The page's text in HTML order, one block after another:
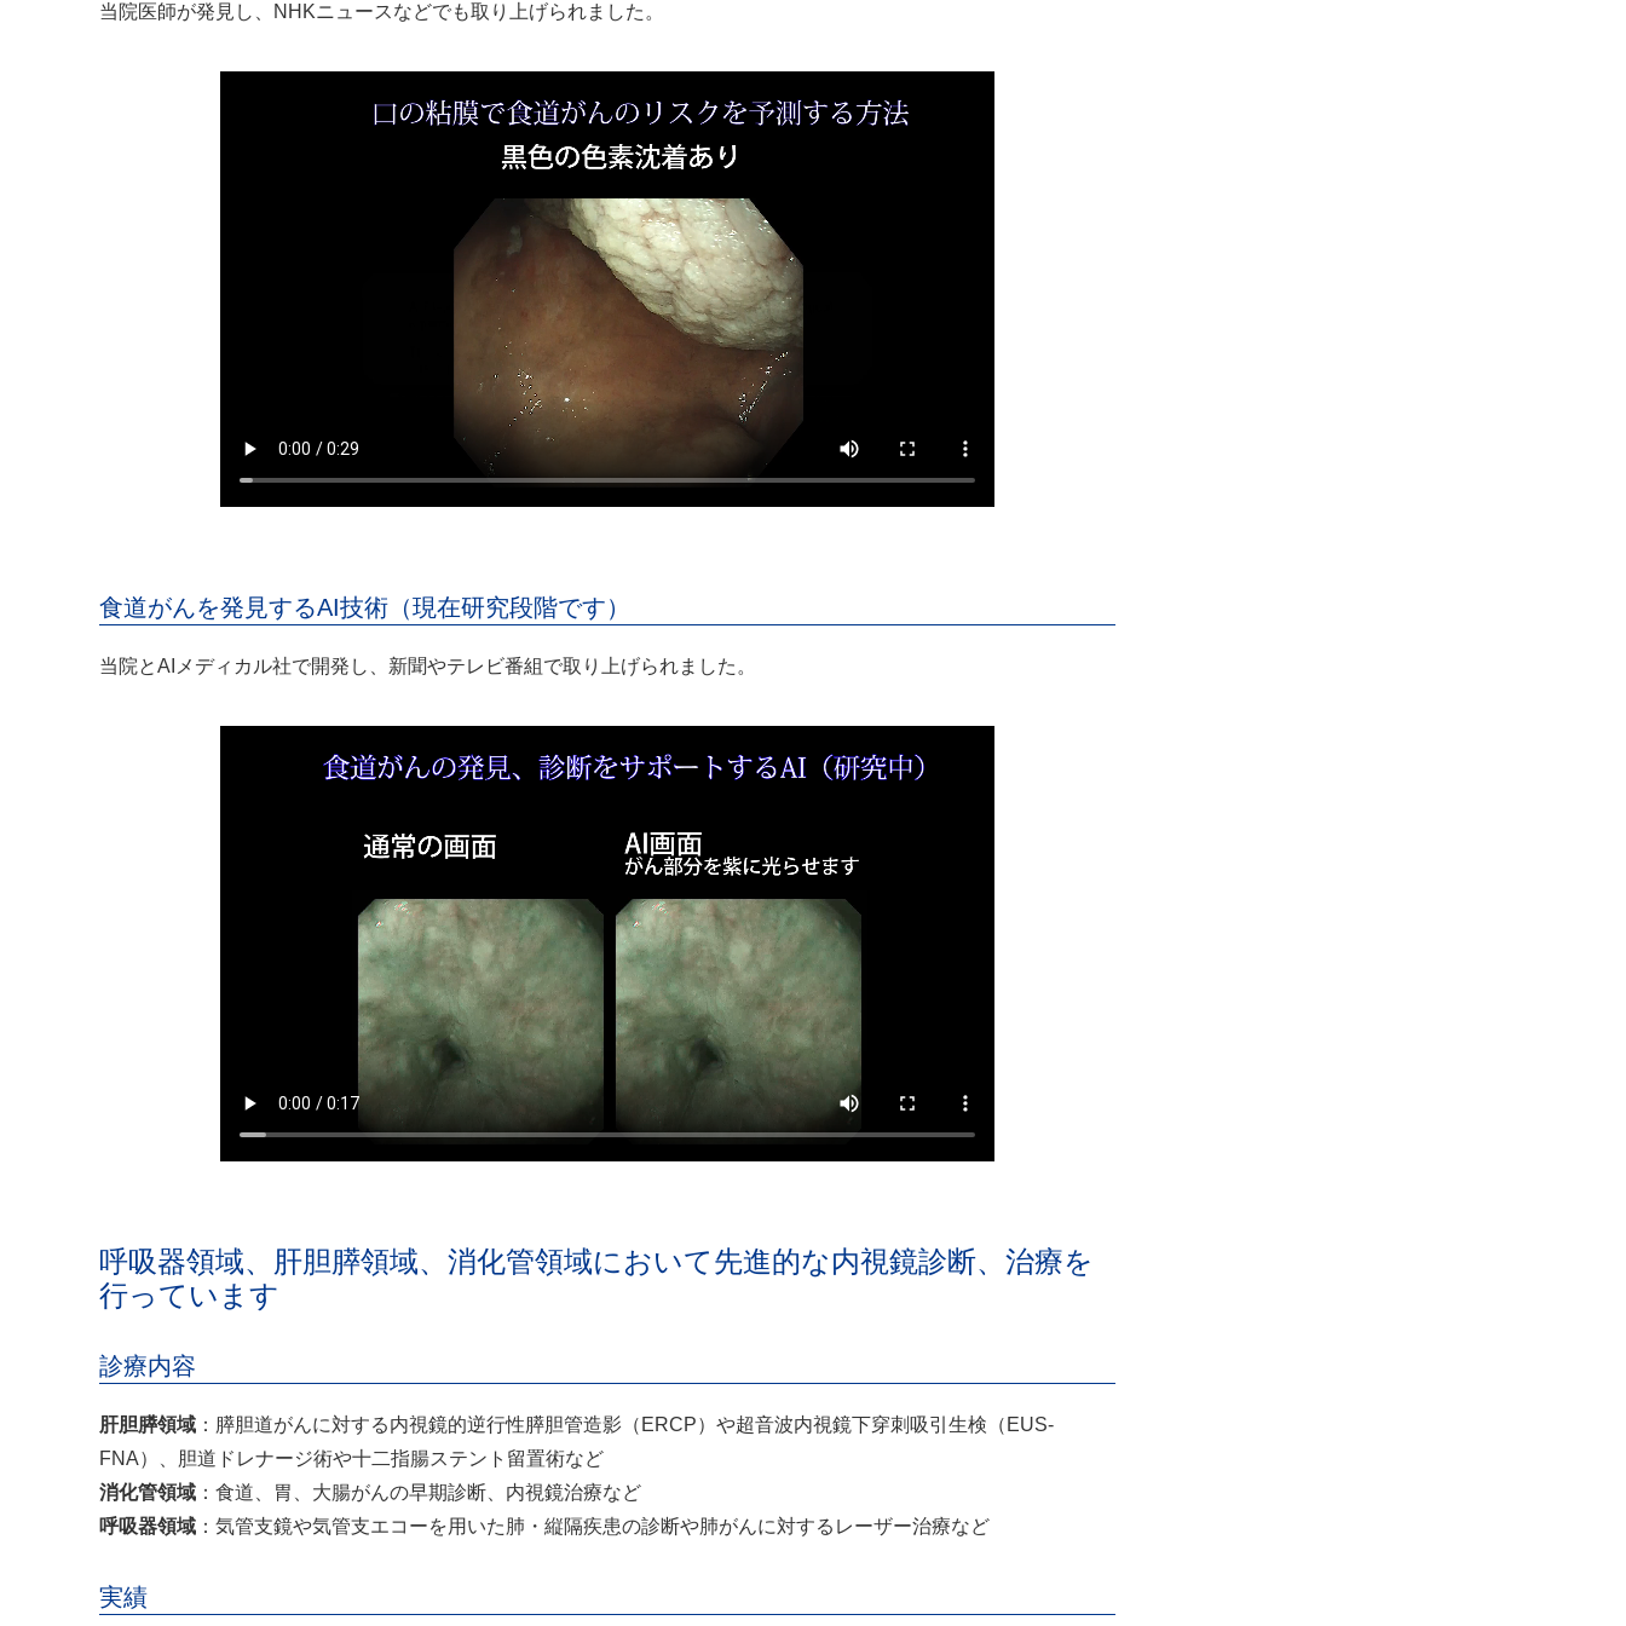
当院医師が発見し、NHKニュースなどでも取り上げられました。
食道がんを発見するAI技術（現在研究段階です）
当院とAIメディカル社で開発し、新聞やテレビ番組で取り上げられました。
呼吸器領域、肝胆膵領域、消化管領域において先進的な内視鏡診断、治療を
行っています
診療内容
肝胆膵領域 ：膵胆道がんに対する内視鏡的逆行性膵胆管造影（ERCP）や超音波内視鏡下穿刺吸引生検（EUS-
FNA）、胆道ドレナージ術や十二指腸ステント留置術など
消化管領域 ：食道、胃、大腸がんの早期診断、内視鏡治療など
呼吸器領域 ：気管支鏡や気管支エコーを用いた肺・縦隔疾患の診断や肺がんに対するレーザー治療など
実績